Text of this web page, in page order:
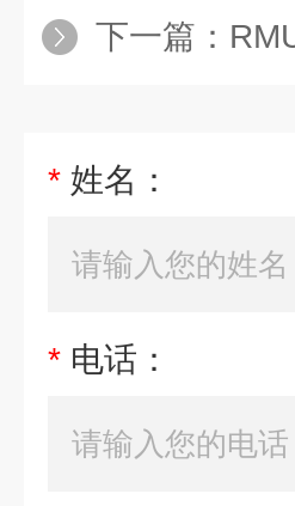
下一篇：
* 姓名：
* 电话：